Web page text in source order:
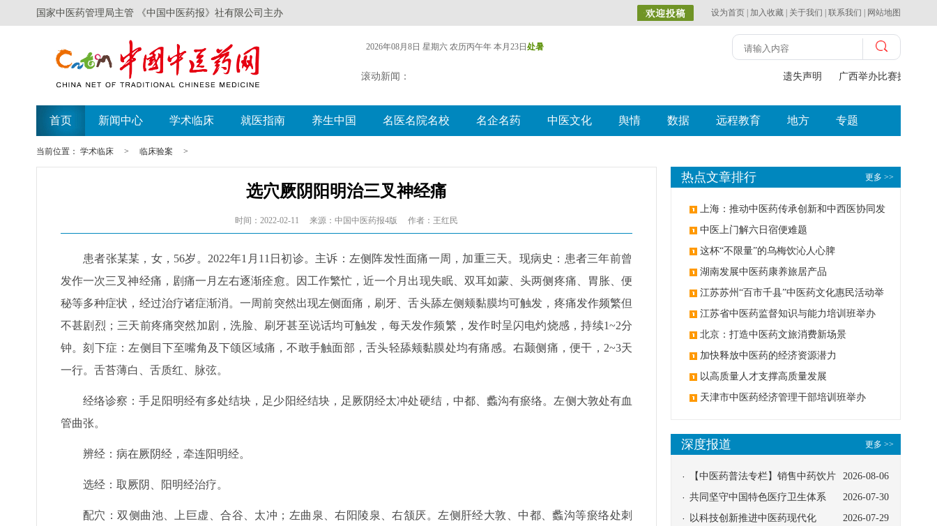
国家中医药管理局主管 《中国中医药报》社有限公司主办 设为首页 加入收藏 关于我们 联系我们 网站地图
2026年08月8日 星期六 农历丙午年 本月23日 处暑
滚动新闻： 遗失声明 广西举办比赛探索中
首页 新闻中心 学术临床 就医指南 养生中国 名医名院名校 名企名药 中医文化 舆情 数据 远程教育 地方 专题
当前位置： 学术临床 > 临床验案 >
选穴厥阴阳明治三叉神经痛
时间：2022-02-11 来源：中国中医药报4版 作者：王红民
患者张某某，女，56岁。2022年1月11日初诊。主诉：左侧阵发性面痛一周，加重三天。现病史：患者三年前曾
发作一次三叉神经痛，剧痛一月左右逐渐痊愈。因工作繁忙，近一个月出现失眠、双耳如蒙、头两侧疼痛、胃胀、便
秘等多种症状，经过治疗诸症渐消。一周前突然出现左侧面痛，刷牙、舌头舔左侧颊黏膜均可触发，疼痛发作频繁但
不甚剧烈；三天前疼痛突然加剧，洗脸、刷牙甚至说话均可触发，每天发作频繁，发作时呈闪电灼烧感，持续1~2分
钟。刻下症：左侧目下至嘴角及下颌区域痛，不敢手触面部，舌头轻舔颊黏膜处均有痛感。右颞侧痛，便干，2~3天
一行。舌苔薄白、舌质红、脉弦。
经络诊察：手足阳明经有多处结块，足少阳经结块，足厥阴经太冲处硬结，中都、蠡沟有瘀络。左侧大敦处有血
管曲张。
辨经：病在厥阴经，牵连阳明经。
选经：取厥阴、阳明经治疗。
配穴：双侧曲池、上巨虚、合谷、太冲；左曲泉、右阳陵泉、右颔厌。左侧肝经大敦、中都、蠡沟等瘀络处刺
更多 >>
热点文章排行
上海：推动中医药传承创新和中西医协同发
展 中医上门解六日宿便难题
这杯“不限量”的乌梅饮沁人心脾
湖南发展中医药康养旅居产品
江苏苏州“百市千县”中医药文化惠民活动举
办 江苏省中医药监督知识与能力培训班举办
北京：打造中医药文旅消费新场景
加快释放中医药的经济资源潜力
以高质量人才支撑高质量发展
天津市中医药经济管理干部培训班举办
更多 >>
深度报道
2026-08-06
【中医药普法专栏】销售中药饮片
应告知煎服方法及注意事项
2026-07-30
共同坚守中国特色医疗卫生体系
2026-07-29
以科技创新推进中医药现代化